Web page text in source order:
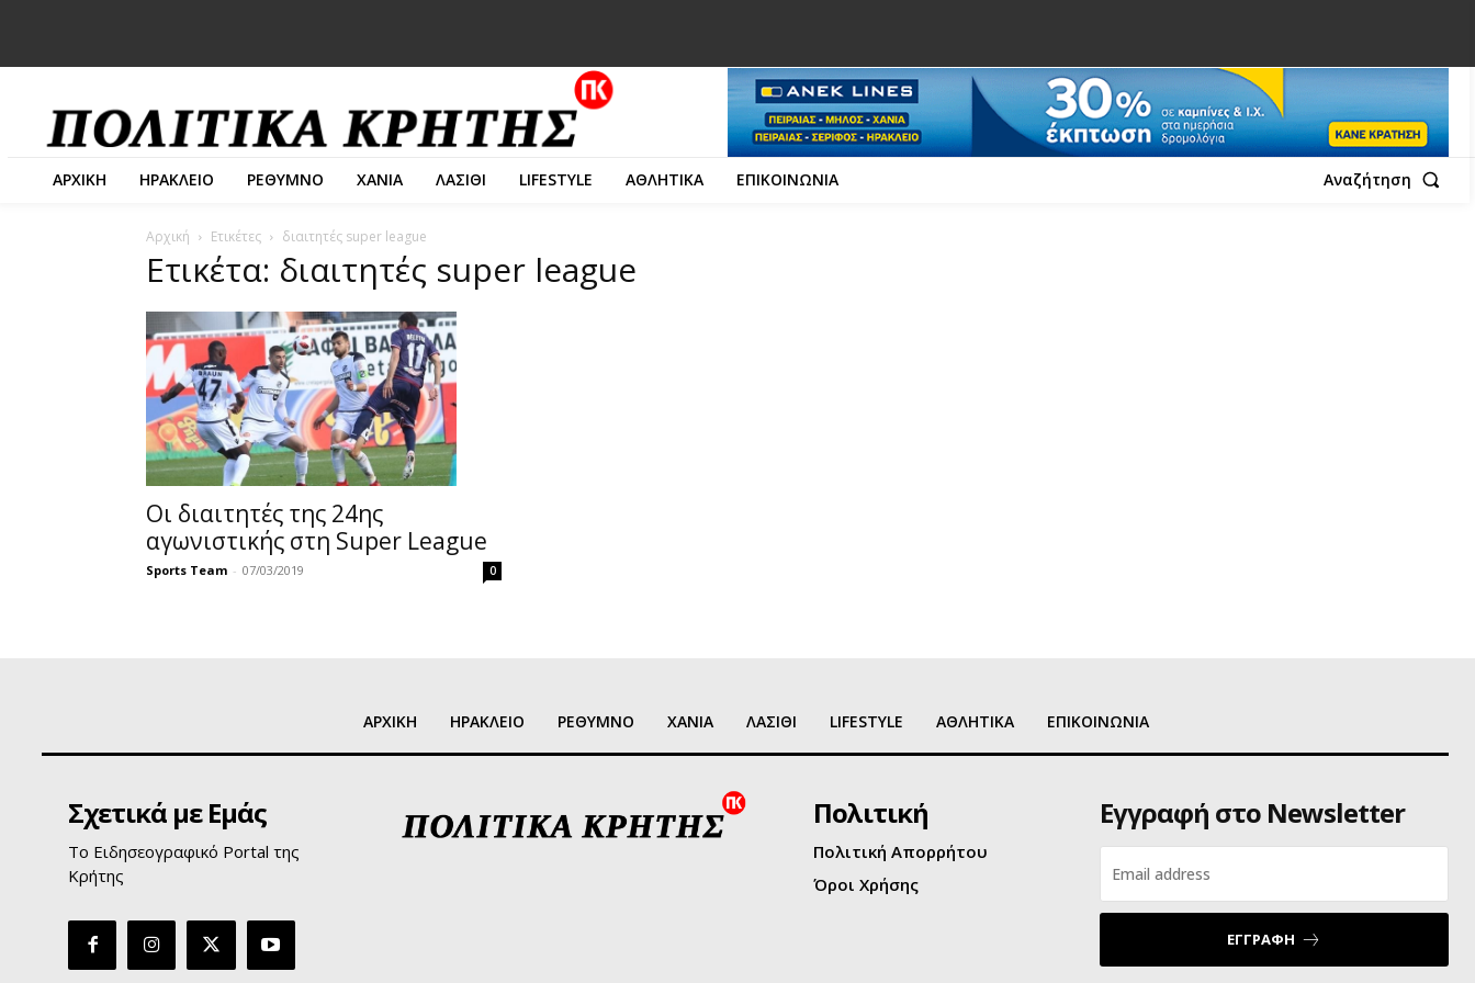
ΑΡΧΙΚΗ ΗΡΑΚΛΕΙΟ ΡΕΘΥΜΝΟ ΧΑΝΙΑ ΛΑΣΙΘΙ LIFESTYLE ΑΘΛΗΤΙΚΑ ΕΠΙΚΟΙΝΩΝΙΑ Αναζήτηση
Αρχική Ετικέτες διαιτητές super league
Ετικέτα: διαιτητές super league
Οι διαιτητές της 24ης
αγωνιστικής στη Super League
Sports Team - 07/03/2019 0
ΑΡΧΙΚΗ ΗΡΑΚΛΕΙΟ ΡΕΘΥΜΝΟ ΧΑΝΙΑ ΛΑΣΙΘΙ LIFESTYLE ΑΘΛΗΤΙΚΑ ΕΠΙΚΟΙΝΩΝΙΑ
Σχετικά με Εμάς
Το Ειδησεογραφικό Portal της
Κρήτης
Πολιτική
Πολιτική Απορρήτου
Όροι Χρήσης
Εγγραφή στο Newsletter
ΕΓΓΡΑΦΗ